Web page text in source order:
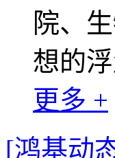
院、
想的
更多 +
[鸿基动